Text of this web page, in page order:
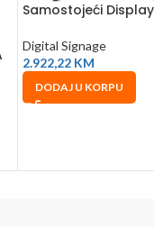
Samostojeći
Digital Signage
2.922,22 KM
DODAJ U KORPU